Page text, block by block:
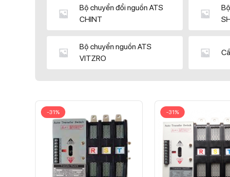
Bộ chuyển đổi nguồn ATS
CHINT
Bộ chuyển nguồn ATS
VITZRO
-31% -31%